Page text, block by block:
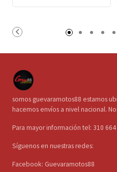
somos guevaramotos88 estamos
hacemos envíos a nivel nacional.
Para mayor información tel: 310
Síguenos en nuestras redes:
Facebook: Guevaramotos88